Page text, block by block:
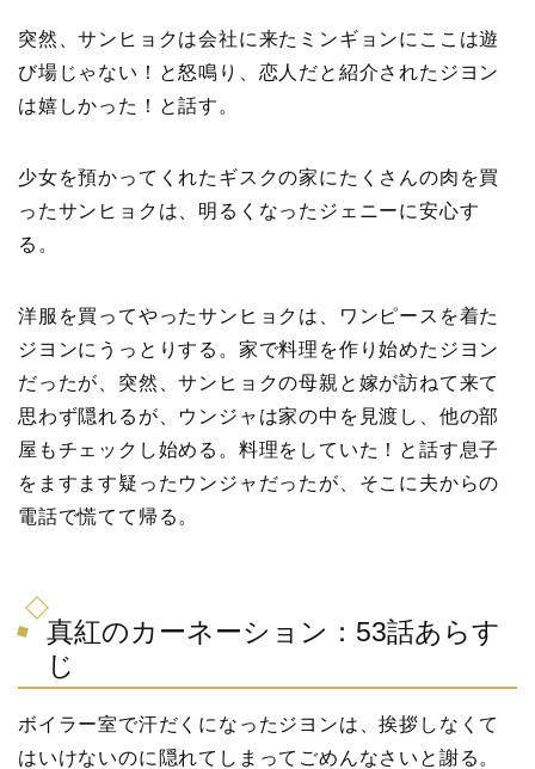
突然、サンヒョクは会社に来たミンギョンにここは遊
び場じゃない！と怒鳴り、恋人だと紹介されたジヨン
は嬉しかった！と話す。
少女を預かってくれたギスクの家にたくさんの肉を買
ったサンヒョクは、明るくなったジェニーに安心す
る。
洋服を買ってやったサンヒョクは、ワンピースを着た
ジヨンにうっとりする。家で料理を作り始めたジヨン
だったが、突然、サンヒョクの母親と嫁が訪ねて来て
思わず隠れるが、ウンジャは家の中を見渡し、他の部
屋もチェックし始める。料理をしていた！と話す息子
をますます疑ったウンジャだったが、そこに夫からの
電話で慌てて帰る。
真紅のカーネーション：53話あらす
じ
ボイラー室で汗だくになったジヨンは、挨拶しなくて
はいけないのに隠れてしまってごめんなさいと謝る。